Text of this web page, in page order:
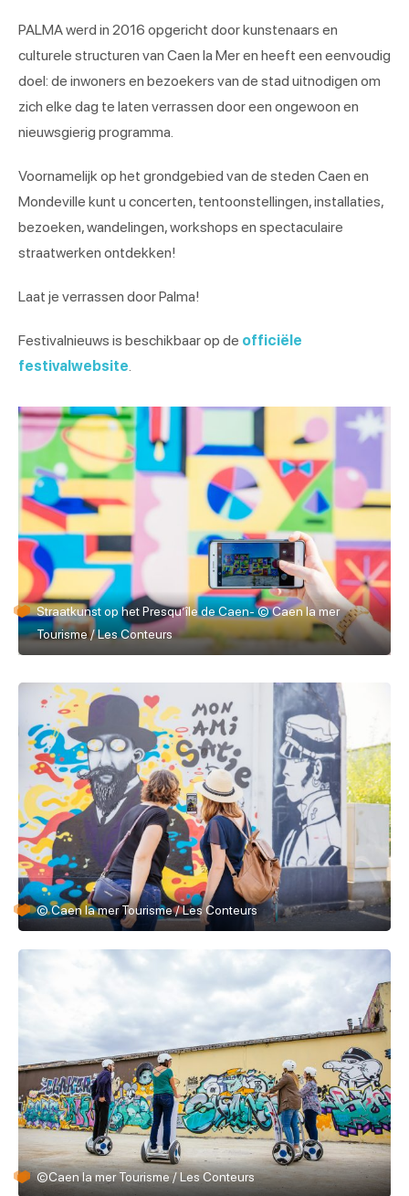
PALMA werd in 2016 opgericht door kunstenaars en
culturele structuren van Caen la Mer en heeft een eenvoudig
doel: de inwoners en bezoekers van de stad uitnodigen om
zich elke dag te laten verrassen door een ongewoon en
nieuwsgierig programma.
Voornamelijk op het grondgebied van de steden Caen en
Mondeville kunt u concerten, tentoonstellingen, installaties,
bezoeken, wandelingen, workshops en spectaculaire
straatwerken ontdekken!
Laat je verrassen door Palma!
Festivalnieuws is beschikbaar op de officiële
festivalwebsite.
Straatkunst op het Presqu’île de Caen- © Caen la mer
Tourisme / Les Conteurs
© Caen la mer Tourisme / Les Conteurs
©Caen la mer Tourisme / Les Conteurs